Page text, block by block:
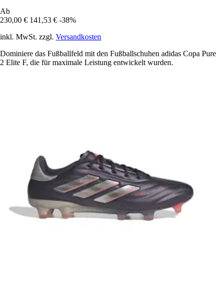
Ab
230,00 € 141,53 € -38%
inkl. MwSt. zzgl. Versandkosten
Dominiere das Fußballfeld mit den Fußballschuhen adidas Copa Pure
2 Elite F, die für maximale Leistung entwickelt wurden.